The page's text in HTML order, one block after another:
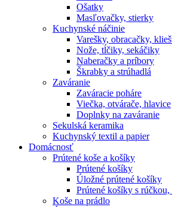
Ošatky
Masľovačky, stierky
Kuchynské náčinie
Varešky, obracačky,
Nože, tĺčiky, sekáčiky
Naberačky a príbory
Škrabky a strúhadlá
Zaváranie
Zaváracie poháre
Viečka, otvárače, hlavice
Doplnky na zaváranie
Sekulská keramika
Kuchynský textil a papier
Domácnosť
Prútené koše a košíky
Prútené košíky
Úložné prútené košíky
Prútené košíky s rúčkou,
Koše na prádlo